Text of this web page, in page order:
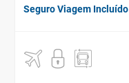
Seguro Viagem Incluído